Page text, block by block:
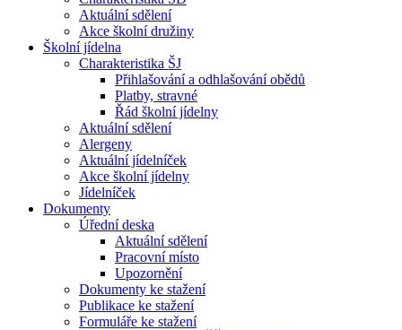
Aktuální sdělení
Akce školní družiny
Školní jídelna
Charakteristika ŠJ
Přihlašování a odhlašování obědů
Platby, stravné
Řád školní jídelny
Aktuální sdělení
Alergeny
Aktuální jídelníček
Akce školní jídelny
Jídelníček
Dokumenty
Úřední deska
Aktuální sdělení
Pracovní místo
Upozornění
Dokumenty ke stažení
Publikace ke stažení
Formuláře ke stažení